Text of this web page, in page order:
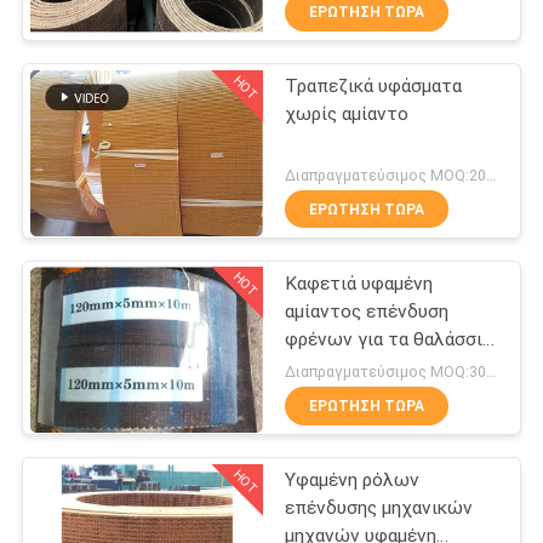
ΈΛΕΓΧΟΣ
ΜΑΣ
ΕΛΆΤΕ
ΣΕ
ΕΠΑΦΉ
ΜΕ
ΖΗΤΉΣΤΕ
ΈΝΑ
ΑΠΌΣΠΑΣΜΑ
SITEMAP
Υφαμένος ρόλος
επένδυσης φρένων
Υλικό φραγμών
φρένων
34
σύρματα από χαλκό
ΕΡΏΤΗΣΗ ΤΏΡΑ
HOT
Τραπεζικά υφάσματα
χωρίς αμίαντο
ΕΡΏΤΗΣΗ ΤΏΡΑ
HOT
Καφετιά υφαμένη
αμίαντος επένδυση
φρένων για τα θαλάσσια
μηχανήματα κατασκευήςΔιαπραγματεύσιμος MOQ:300 κλ
ΕΡΏΤΗΣΗ ΤΏΡΑ
HOT
Υφαμένη ρόλων
επένδυσης μηχανικών
μηχανών υφαμένη